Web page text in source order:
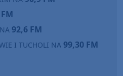
92,6 FM
I TUCHOLI NA 99,30 FM